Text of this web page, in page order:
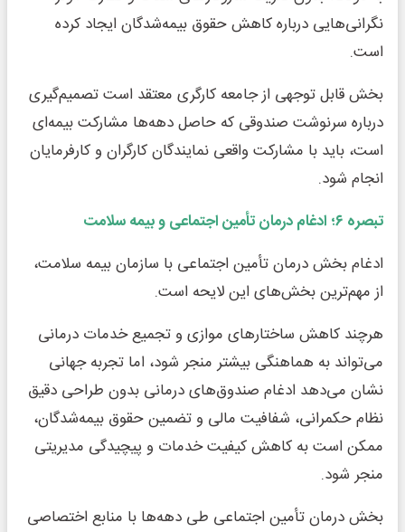
نگرانی‌هایی درباره کاهش حقوق بیمه‌شدگان ایجاد کرده
است.
بخش قابل توجهی از جامعه کارگری معتقد است تصمیم‌گیری
درباره سرنوشت صندوقی که حاصل دهه‌ها مشارکت بیمه‌ای
است، باید با مشارکت واقعی نمایندگان کارگران و کارفرمایان
انجام شود.
تبصره ۶؛ ادغام درمان تأمین اجتماعی و بیمه سلامت
ادغام بخش درمان تأمین اجتماعی با سازمان بیمه سلامت،
از مهم‌ترین بخش‌های این لایحه است.
هرچند کاهش ساختارهای موازی و تجمیع خدمات درمانی
می‌تواند به هماهنگی بیشتر منجر شود، اما تجربه جهانی
نشان می‌دهد ادغام صندوق‌های درمانی بدون طراحی دقیق
نظام حکمرانی، شفافیت مالی و تضمین حقوق بیمه‌شدگان،
ممکن است به کاهش کیفیت خدمات و پیچیدگی مدیریتی
منجر شود.
بخش درمان تأمین اجتماعی طی دهه‌ها با منابع اختصاصی